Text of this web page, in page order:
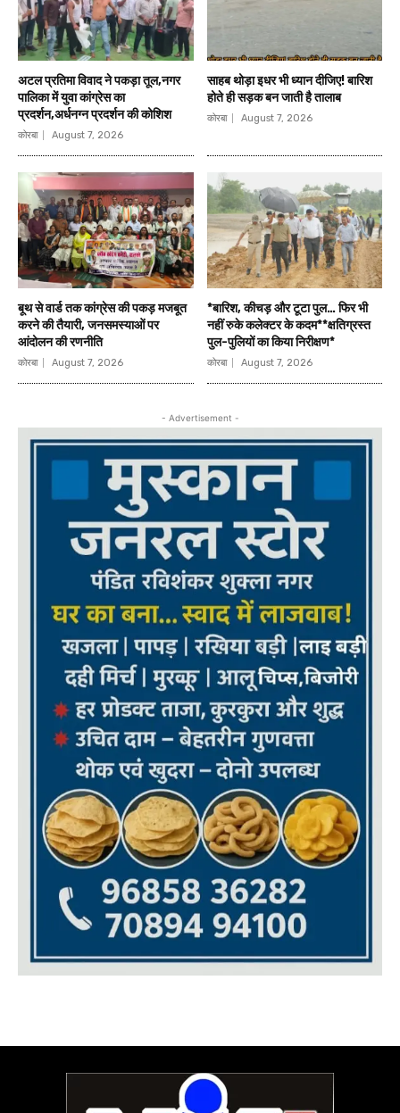
अटल प्रतिमा विवाद ने पकड़ा तूल,नगर
पालिका में युवा कांग्रेस का
प्रदर्शन,अर्धनग्न प्रदर्शन की कोशिश
कोरबा August 7, 2026
साहब थोड़ा इधर भी ध्यान दीजिए! बारिश
होते ही सड़क बन जाती है तालाब
कोरबा August 7, 2026
बूथ से वार्ड तक कांग्रेस की पकड़ मजबूत
करने की तैयारी, जनसमस्याओं पर
आंदोलन की रणनीति
कोरबा August 7, 2026
*बारिश, कीचड़ और टूटा पुल… फिर भी
नहीं रुके कलेक्टर के कदम**क्षतिग्रस्त
पुल-पुलियों का किया निरीक्षण*
कोरबा August 7, 2026
- Advertisement -